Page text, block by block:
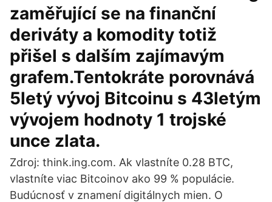
zaměřující se na finanční
deriváty a komodity totiž
přišel s dalším zajímavým
grafem.Tentokráte porovnává
5letý vývoj Bitcoinu s 43letým
vývojem hodnoty 1 trojské
unce zlata.
Zdroj: think.ing.com. Ak vlastníte 0.28 BTC,
vlastníte viac Bitcoinov ako 99 % populácie.
Budúcnosť v znamení digitálnych mien. O